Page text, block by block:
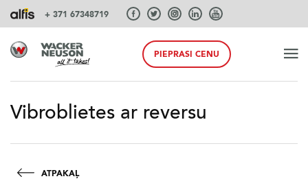
+ 371 67348719
PRODUKTI
PIEPRASI CENU
Vibroblietes ar reversu
ATPAKAĻ